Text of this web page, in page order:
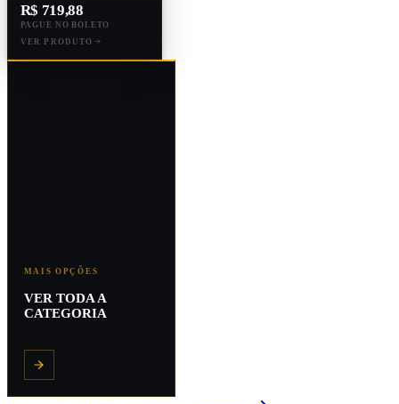
R$ 719,88
PAGUE NO BOLETO
VER PRODUTO
MAIS OPÇÕES
VER TODA A
CATEGORIA